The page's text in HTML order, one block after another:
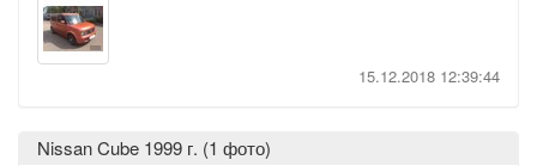
15.12.2018 12:39:44
Nissan Cube 1999 г. (1 фото)